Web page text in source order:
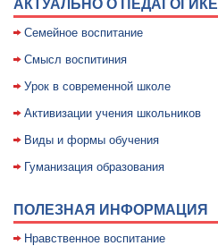
АКТУАЛЬНО О ПЕДАГОГИКЕ
Семейное воспитание
Смысл воспитиния
Уpок в совpеменной школе
Активизации учения школьников
Виды и формы обучения
Гуманизация образования
ПОЛЕЗНАЯ ИНФОРМАЦИЯ
Нравственное воспитание